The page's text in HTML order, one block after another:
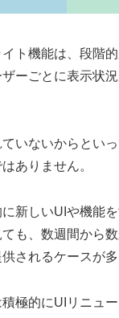
ト機能は、段階
ーごとに表示状
いないからとい
ありません。
新しいUIや機能
も、数週間から
されるケースが多
積極的にUIリニュ